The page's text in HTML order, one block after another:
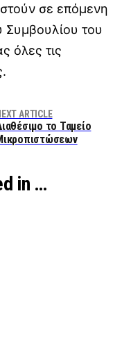
σε επόμενη
Συμβουλίου του
όλες τις
ARTICLE
το Ταμείο
in …